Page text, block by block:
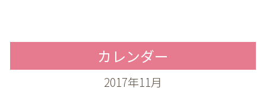
カレンダー
2017年11月